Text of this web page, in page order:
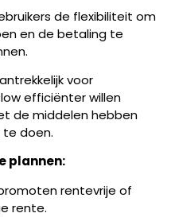
de flexibiliteit om
en de betaling te
voor
efficiënter willen
de middelen hebben
doen.
plannen:
rentevrije of
rente.